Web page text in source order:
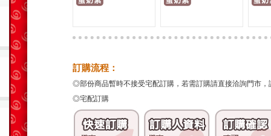
訂購流程：
◎部份商品暫時不接受宅配訂購，若需訂購請直接洽詢門市，
◎宅配訂購